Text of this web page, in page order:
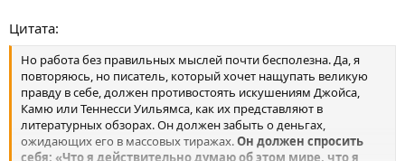
Цитата:
Но работа без правильных мыслей почти бесполезна. Да, я
повторяюсь, но писатель, который хочет нащупать великую
правду в себе, должен противостоять искушениям Джойса,
Камю или Теннесси Уильямса, как их представляют в
литературных обзорах. Он должен забыть о деньгах,
ожидающих его в массовых тиражах.Он должен спросить
себя: «Что я действительно думаю об этом мире, что я